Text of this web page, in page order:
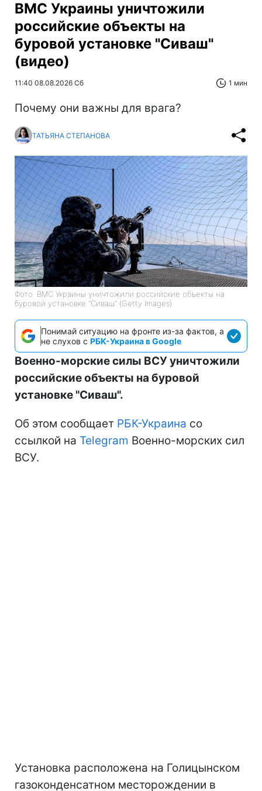
ВМС Украины уничтожили
российские объекты на
буровой установке "Сиваш"
(видео)
11:40 08.08.2026 Сб 1 мин
Почему они важны для врага?
ТАТЬЯНА СТЕПАНОВА
Фото: ВМС Украины уничтожили российские объекты на
буровой установке "Сиваш" (Getty Images)
Понимай ситуацию на фронте из-за фактов, а
не слухов с РБК-Украина в Google
Военно-морские силы ВСУ уничтожили
российские объекты на буровой
установке "Сиваш".
Об этом сообщает РБК-Украина со
ссылкой на Telegram Военно-морских сил
ВСУ.
Установка расположена на Голицынском
газоконденсатном месторождении в